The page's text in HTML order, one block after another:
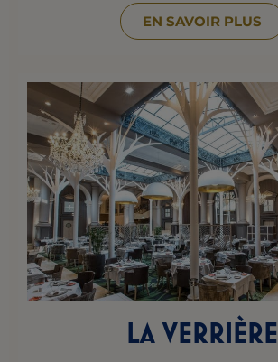
EN SAVOIR PLUS
LA VERRIÈRE